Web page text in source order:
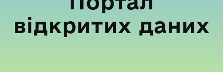
відкритих даних